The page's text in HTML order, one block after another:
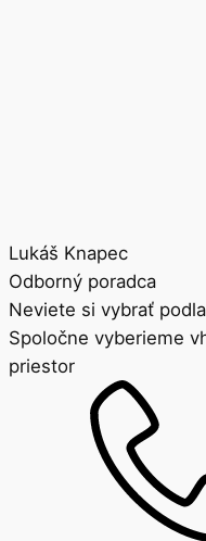
Lukáš Knapec
Odborný poradca
Neviete si vybrať
Spoločne vyberieme
priestor